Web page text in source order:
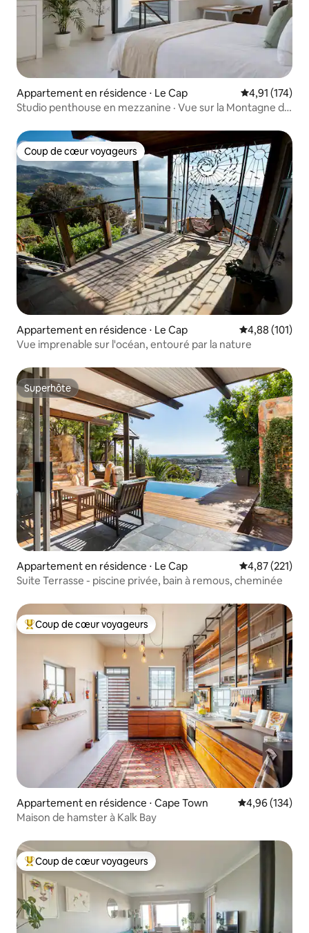
Appartement en résidence ⋅ Le Cap Évaluation
4,91 (174)
Studio penthouse en mezzanine · Vue sur la Montagne de
Coup de cœur voyageurs
Coup de cœur voyageurs
Appartement en résidence ⋅ Le Cap Évaluation
4,88 (101)
Vue imprenable sur l'océan, entouré par la nature
Superhôte
Superhôte
Appartement en résidence ⋅ Le Cap Évaluation
4,87 (221)
Suite Terrasse - piscine privée, bain à remous, cheminée
Coups de cœur voyageurs les plus appréciés
Coup de cœur voyageurs
Appartement en résidence ⋅ Cape Town Évaluation
4,96 (134)
Maison de hamster à Kalk Bay
Coups de cœur voyageurs les plus appréciés
Coup de cœur voyageurs